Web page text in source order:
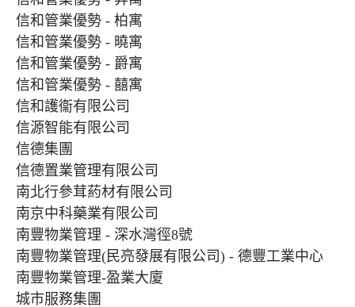
信和管業優勢 - 柏寓
信和管業優勢 - 曉寓
信和管業優勢 - 爵寓
信和管業優勢 - 囍寓
信和護衞有限公司
信源智能有限公司
信德集團
信德置業管理有限公司
南北行參茸葯材有限公司
南京中科藥業有限公司
南豐物業管理 - 深水灣徑8號
南豐物業管理(民亮發展有限公司) - 德豐工業中心
南豐物業管理-盈業大廈
城市服務集團